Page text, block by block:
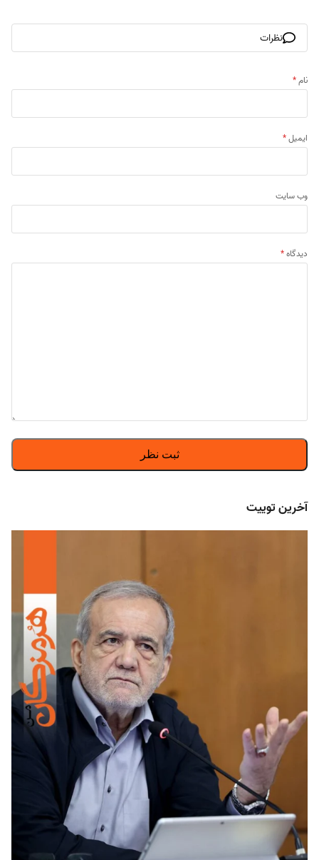
نظرات
نام*
ایمیل*
وب‌ سایت
دیدگاه*
آخرین توییت